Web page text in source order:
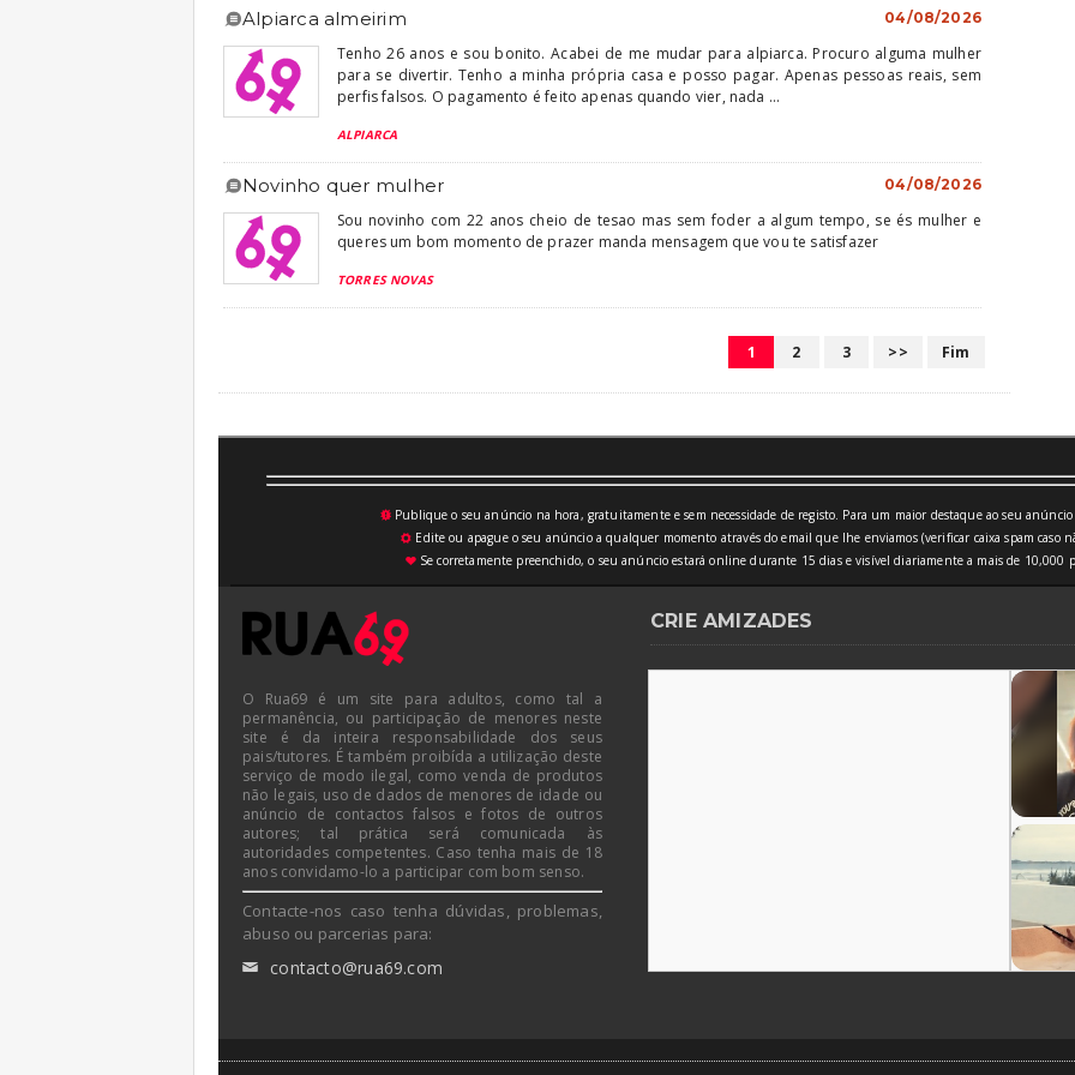
alpiarca almeirim 04/08/2026
Tenho 26 anos e sou bonito. Acabei de me mudar para alpiarca. Procuro alguma mulher
para se divertir. Tenho a minha própria casa e posso pagar. Apenas pessoas reais, sem
perfis falsos. O pagamento é feito apenas quando vier, nada ...
ALPIARCA
novinho quer mulher 04/08/2026
Sou novinho com 22 anos cheio de tesao mas sem foder a algum tempo, se és mulher e
queres um bom momento de prazer manda mensagem que vou te satisfazer
TORRES NOVAS
1 2 3 >> Fim
💥Publique o seu anúncio na hora, gratuitamente e sem necessidade de registo. Para um maior destaque ao seu anúncio
⚙ Edite ou apague o seu anúncio a qualquer momento através do email que lhe enviamos (verificar caixa spam caso
♥Se corretamente preenchido, o seu anúncio estará online durante 15 dias e visível diariamente a mais de 10,000
O Rua69 é um site para adultos, como tal a
permanência, ou participação de menores neste
site é da inteira responsabilidade dos seus
pais/tutores. É também proibída a utilização deste
serviço de modo ilegal, como venda de produtos
não legais, uso de dados de menores de idade ou
anúncio de contactos falsos e fotos de outros
autores; tal prática será comunicada às
autoridades competentes. Caso tenha mais de 18
anos convidamo-lo a participar com bom senso.
Contacte-nos caso tenha dúvidas, problemas,
abuso ou parcerias para:
✉ contacto@rua69.com
CRIE AMIZADES